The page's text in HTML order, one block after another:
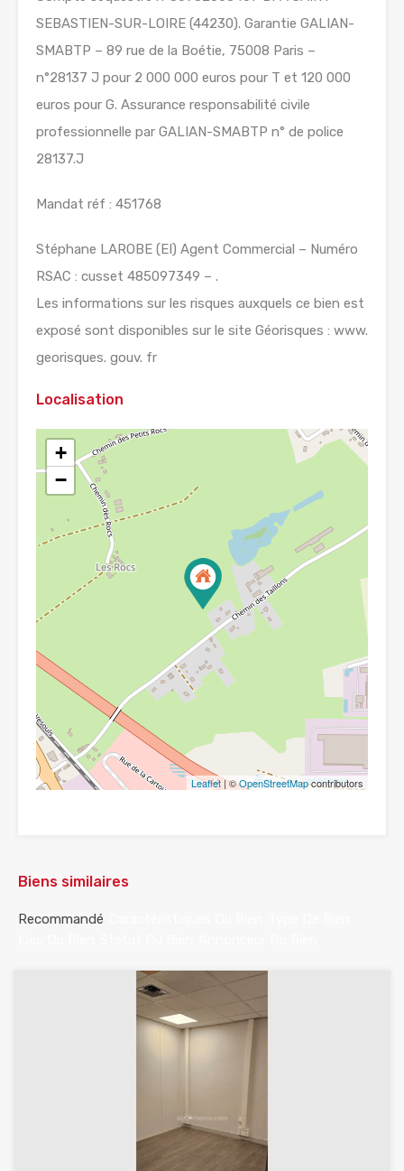
SEBASTIEN-SUR-LOIRE (44230). Garantie GALIAN-
SMABTP – 89 rue de la Boétie, 75008 Paris –
n°28137 J pour 2 000 000 euros pour T et 120 000
euros pour G. Assurance responsabilité civile
professionnelle par GALIAN-SMABTP n° de police
28137.J
Mandat réf : 451768
Stéphane LAROBE (EI) Agent Commercial – Numéro
RSAC : cusset 485097349 – .
Les informations sur les risques auxquels ce bien est
exposé sont disponibles sur le site Géorisques : www.
georisques. gouv. fr
Localisation
+
−
Leaflet| ©OpenStreetMapcontributors
Biens similaires
Recommandé